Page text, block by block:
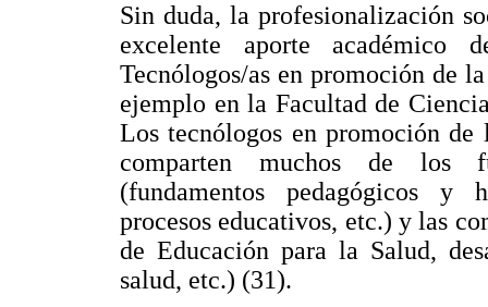
Sin duda, la profesionalización
excelente aporte académico
Tecnólogos/as en promoción de
ejemplo en la Facultad de
Los tecnólogos en promoción de
comparten muchos de los
(fundamentos pedagógicos y
procesos educativos, etc.) y las
de Educación para la Salud,
salud, etc.) (31).